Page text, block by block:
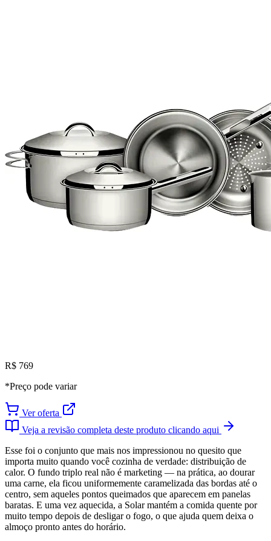
R$ 769
*Preço pode variar
Ver oferta
Veja a revisão completa deste produto clicando aqui
Esse foi o conjunto que mais nos impressionou no quesito que
importa muito quando você cozinha de verdade: distribuição de
calor. O fundo triplo real não é marketing — na prática, ao dourar
uma carne, ela ficou uniformemente caramelizada das bordas até o
centro, sem aqueles pontos queimados que aparecem em panelas
baratas. E uma vez aquecida, a Solar mantém a comida quente por
muito tempo depois de desligar o fogo, o que ajuda quem deixa o
almoço pronto antes do horário.